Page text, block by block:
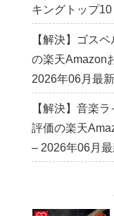
キングトップ
【解決】ゴス
の楽天Amazon
2026年06月最
【解決】音楽
評価の楽天
– 2026年06月最